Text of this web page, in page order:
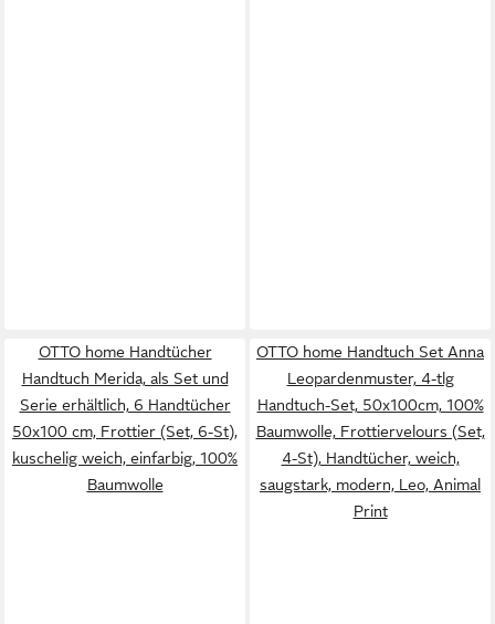
OTTO home Handtücher
Handtuch Merida, als Set und
Serie erhältlich, 6 Handtücher
50x100 cm, Frottier (Set, 6-St),
kuschelig weich, einfarbig, 100%
Baumwolle
OTTO home Handtuch Set Anna
Leopardenmuster, 4-tlg
Handtuch-Set, 50x100cm, 100%
Baumwolle, Frottiervelours (Set,
4-St), Handtücher, weich,
saugstark, modern, Leo, Animal
Print